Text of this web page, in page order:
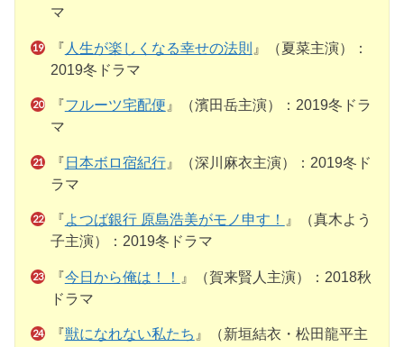
マ
『 人生が楽しくなる幸せの法則 』（夏菜主演）：
2019冬ドラマ
『フルーツ宅配便 』（濱田岳主演）：2019冬ドラ
マ
『 日本ボロ宿紀行』（深川麻衣主演）：2019冬ド
ラマ
『よつば銀行 原島浩美がモノ申す！
』（真木よう
子主演）：2019冬ドラマ
『今日から俺は！！
』（賀来賢人主演）：2018秋
ドラマ
『獣になれない私たち 』（新垣結衣・松田龍平主